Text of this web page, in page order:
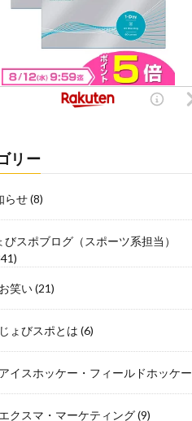
リー
らせ(8)
びスポブログ（スポーツ系担当）
お笑い(21)
じょびスポとは (6)
アイスホッケー・フィールドホッケー
エクスマ・マーケティング(9)